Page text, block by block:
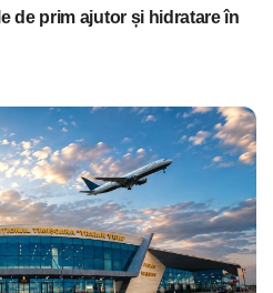
de prim ajutor și hidratare în